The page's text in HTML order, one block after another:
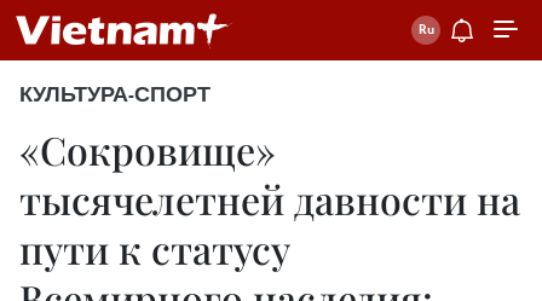
КУЛЬТУРА-СПОРТ
«Сокровище»
тысячелетней давности на
пути к статусу